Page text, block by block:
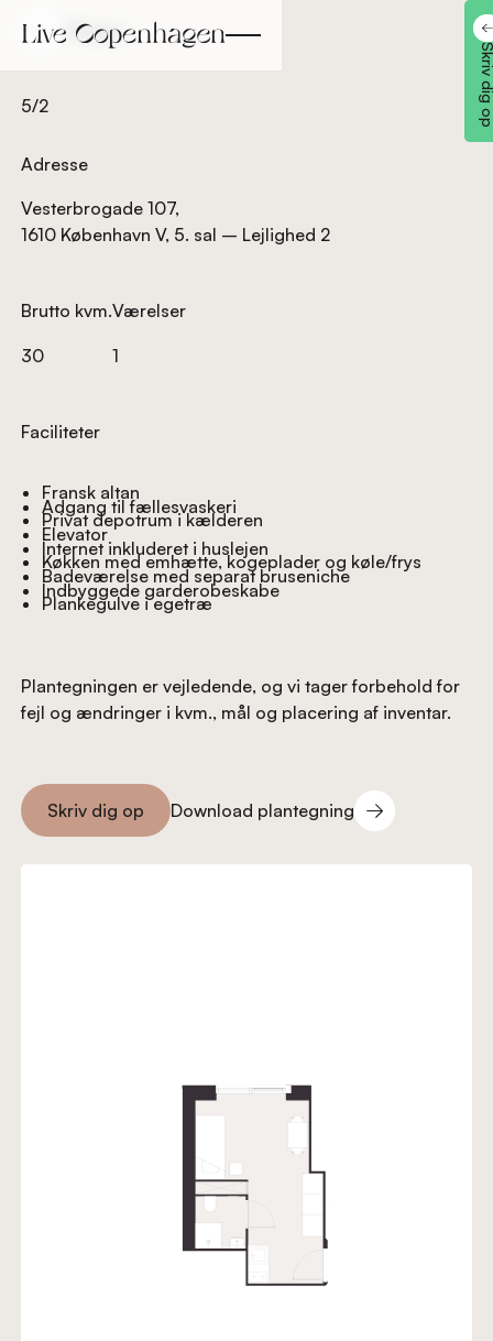
Tilbage
5/2
Adresse
Vesterbrogade 107,
1610 København V, 5. sal – Lejlighed 2
Brutto kvm.
30
Værelser
1
Faciliteter
Fransk altan
Adgang til fællesvaskeri
Privat depotrum i kælderen
Elevator
Internet inkluderet i huslejen
Køkken med emhætte, kogeplader og køle/frys
Badeværelse med separat bruseniche
Indbyggede garderobeskabe
Plankegulve i egetræ
Plantegningen er vejledende, og vi tager forbehold for
fejl og ændringer i kvm., mål og placering af inventar.
Skriv dig op
Skriv dig op
Download plantegning
Download plantegning